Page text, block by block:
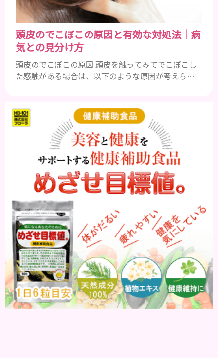
頭皮のでこぼこの原因と有効な対処法｜病
気との見分け方
頭皮のでこぼこの原因 頭皮を触ってみてでこぼこし
た感触がある場合は、以下のような原因が考えられ
筋肉がほとんどなく、血行不良を引き起こしやすい
部位です。 そのため、頭皮下の血流やリンパの流れ
が滞ると老廃物が溜まるためでこぼことした感触を
感じるようになります。 筋肉はほとんどないが、毛
細血管は多...